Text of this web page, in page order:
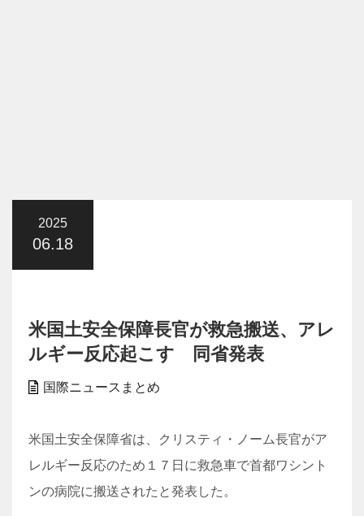
2025
06.18
米国土安全保障長官が救急搬送、アレ
ルギー反応起こす 同省発表
国際ニュースまとめ
米国土安全保障省は、クリスティ・ノーム長官がア
レルギー反応のため１７日に救急車で首都ワシント
ンの病院に搬送されたと発表した。